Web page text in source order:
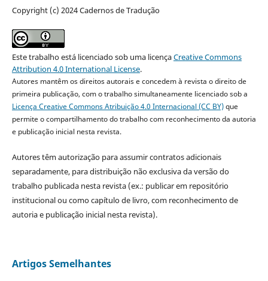
Copyright (c) 2024 Cadernos de Tradução
Este trabalho está licenciado sob uma licençaCreative Commons
Attribution 4.0 International License.
Autores mantêm os direitos autorais e concedem à revista o direito de
primeira publicação, com o trabalho simultaneamente licenciado sob a
Licença Creative Commons Atribuição 4.0 Internacional (CC BY)que
permite o compartilhamento do trabalho com reconhecimento da autoria
e publicação inicial nesta revista.
Autores têm autorização para assumir contratos adicionais
separadamente, para distribuição não exclusiva da versão do
trabalho publicada nesta revista (ex.: publicar em repositório
institucional ou como capítulo de livro, com reconhecimento de
autoria e publicação inicial nesta revista).
Artigos Semelhantes